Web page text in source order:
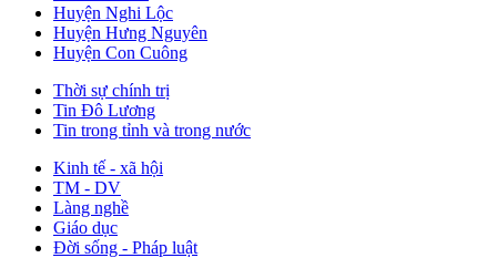
Huyện Nghi Lộc
Huyện Hưng Nguyên
Huyện Con Cuông
Thời sự chính trị
Tin Đô Lương
Tin trong tỉnh và trong nước
Kinh tế - xã hội
TM - DV
Làng nghề
Giáo dục
Đời sống - Pháp luật